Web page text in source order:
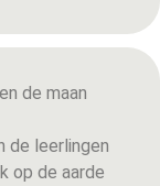
de maan
de leerlingen
op de aarde